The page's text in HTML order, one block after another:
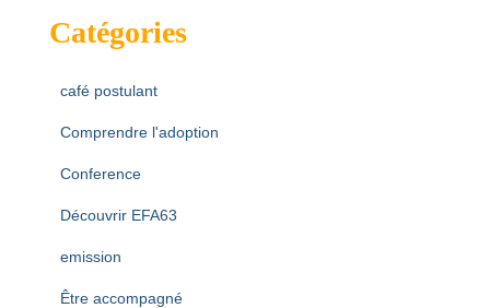
Catégories
café postulant
Comprendre l'adoption
Conference
Découvrir EFA63
emission
Être accompagné